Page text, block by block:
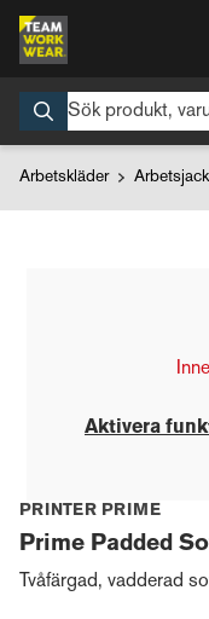
Arbetskläder
Aktivera
PRINTER PRIME
Prime Padded
Tvåfärgad, vadderad